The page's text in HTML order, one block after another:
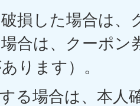
損した場合は、
合は、クーポン
ります）。
る場合は、本人